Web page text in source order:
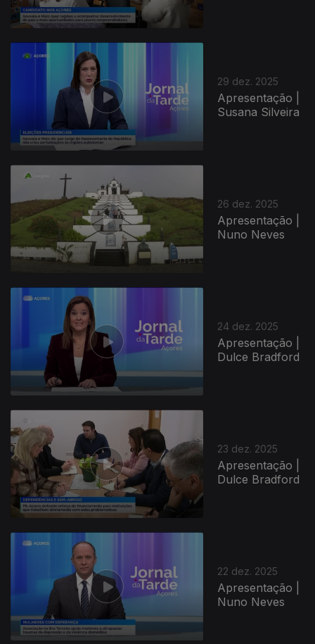
29 dez. 2025
Apresentação |
Susana Silveira
26 dez. 2025
Apresentação |
Nuno Neves
24 dez. 2025
Apresentação |
Dulce Bradford
23 dez. 2025
Apresentação |
Dulce Bradford
22 dez. 2025
Apresentação |
Nuno Neves